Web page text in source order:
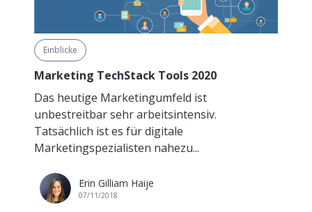
Einblicke
Marketing TechStack Tools 2020
Das heutige Marketingumfeld ist
unbestreitbar sehr arbeitsintensiv.
Tatsächlich ist es für digitale
Marketingspezialisten nahezu...
Erin Gilliam Haije
07/11/2018